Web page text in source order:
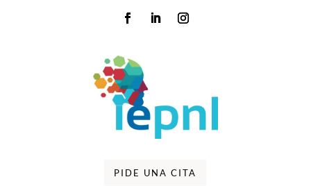
PIDE UNA CITA